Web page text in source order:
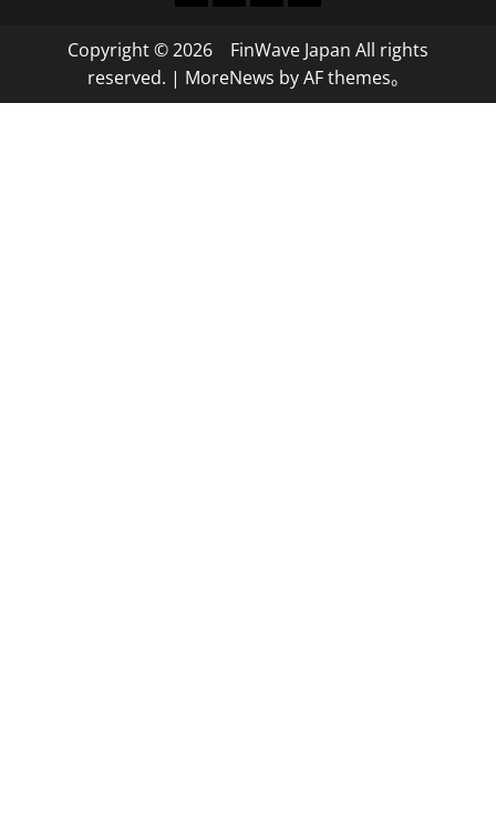
Copyright © 2026 FinWave Japan All rights
reserved. | MoreNews by AF themes。